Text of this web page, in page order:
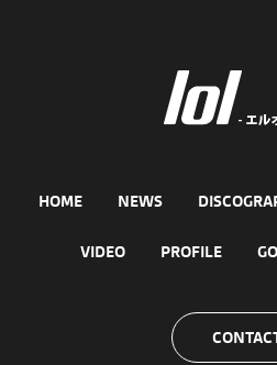
HOME NEWS
VIDEO PROFILE